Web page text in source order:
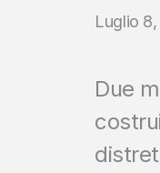
Luglio
Due